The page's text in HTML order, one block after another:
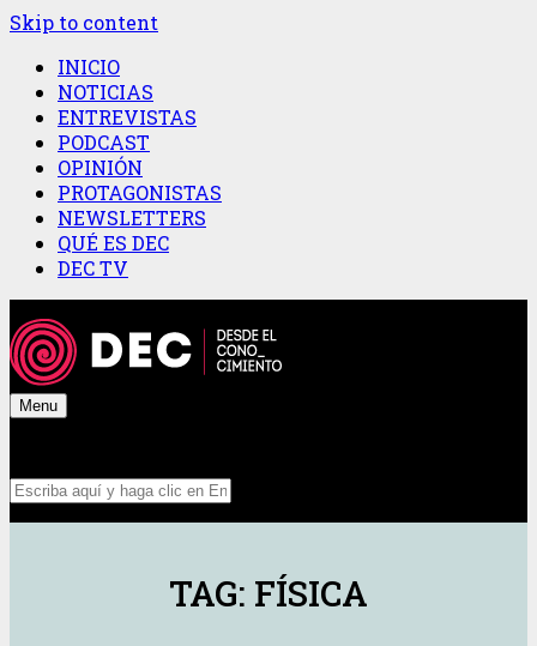
Skip to content
INICIO
NOTICIAS
ENTREVISTAS
PODCAST
OPINIÓN
PROTAGONISTAS
NEWSLETTERS
QUÉ ES DEC
DEC TV
Menu
TAG: FÍSICA